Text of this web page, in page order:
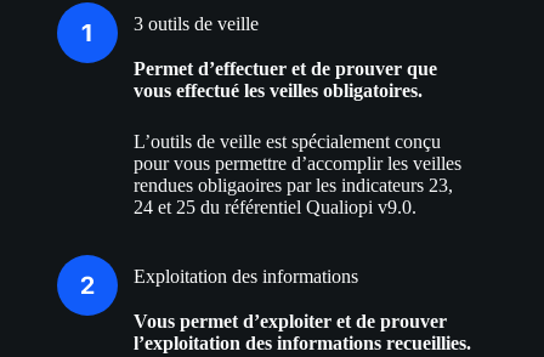
3 outils de veille
Permet d’effectuer et de prouver que
vous effectué les veilles obligatoires.
L’outils de veille est spécialement conçu
pour vous permettre d’accomplir les veilles
rendues obligaoires par les indicateurs 23,
24 et 25 du référentiel Qualiopi v9.0.
Exploitation des informations
Vous permet d’exploiter et de prouver
l’exploitation des informations recueillies.